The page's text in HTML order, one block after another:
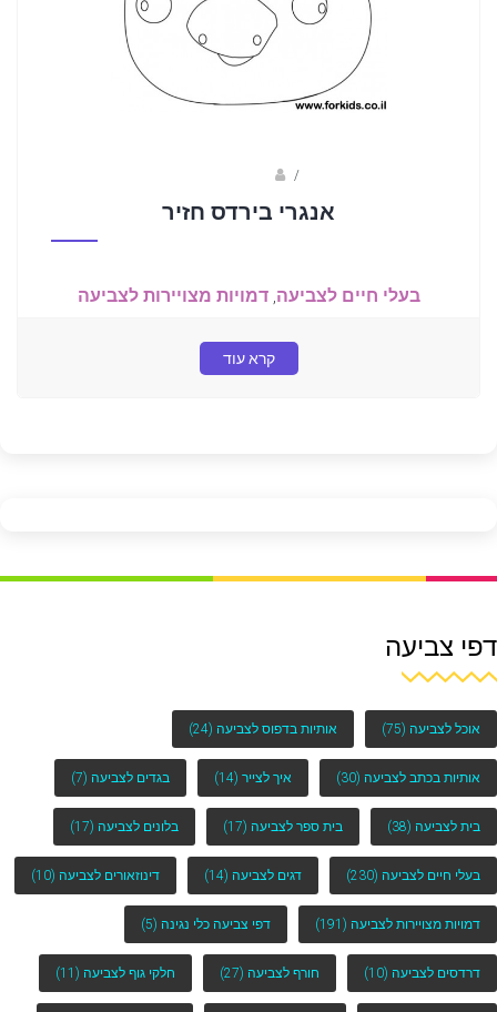
/
אנגרי בירדס חזיר
בעלי חיים לצביעה,דמויות מצויירות לצביעה
קרא עוד
דפי צביעה
אוכל לצביעה (75) אותיות בדפוס לצביעה (24)
אותיות בכתב לצביעה (30) איך לצייר (14) בגדים לצביעה (7)
בית לצביעה (38) בית ספר לצביעה (17) בלונים לצביעה (17)
בעלי חיים לצביעה (230) דגים לצביעה (14) דינוזאורים לצביעה (10)
דמויות מצויירות לצביעה (191) דפי צביעה כלי נגינה (5)
דרדסים לצביעה (10) חורף לצביעה (27) חלקי גוף לצביעה (11)